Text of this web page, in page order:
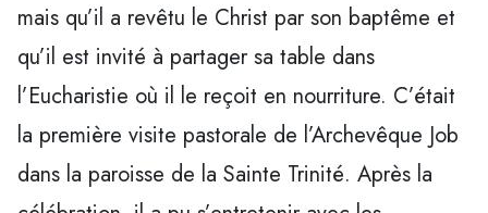
mais qu’il a revêtu le Christ par son baptême et
qu’il est invité à partager sa table dans
l’Eucharistie où il le reçoit en nourriture. C’était
la première visite pastorale de l’Archevêque Job
dans la paroisse de la Sainte Trinité. Après la